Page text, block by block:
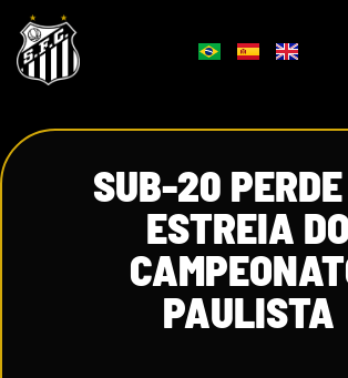
SUB-20
ESTREIA DO
PAULISTA